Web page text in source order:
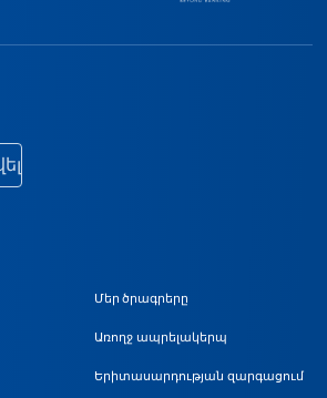
նավիգացիա
Մեր ծրագրերը
Առողջ ապրելակերպ
Երիտասարդության զարգացում